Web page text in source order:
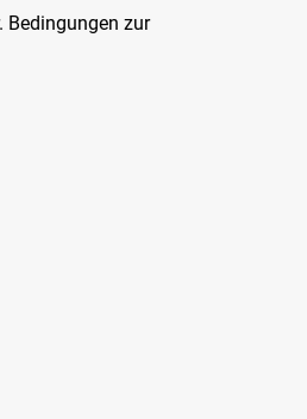
Bedingungen zur